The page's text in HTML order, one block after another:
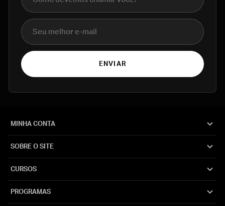
E-mail
ENVIAR
MINHA CONTA
SOBRE O SITE
CURSOS
PROGRAMAS